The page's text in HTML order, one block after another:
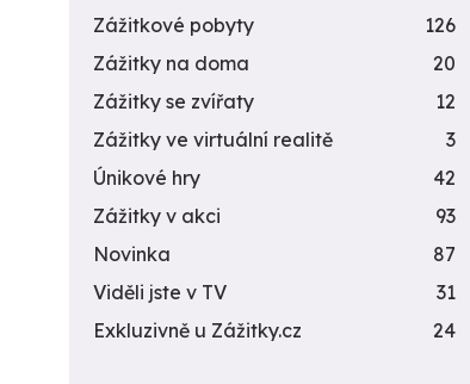
Zážitkové pobyty
126
Zážitky na doma
20
Zážitky se zvířaty
12
Zážitky ve virtuální realitě
3
Únikové hry
42
Zážitky v akci
93
Novinka
87
Viděli jste v TV
31
Exkluzivně u Zážitky.cz
24